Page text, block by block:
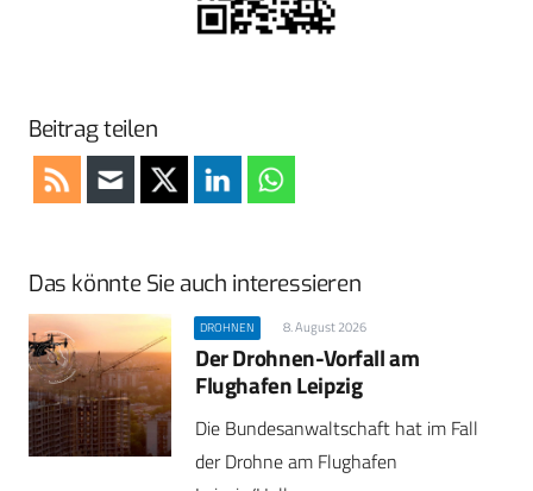
Beitrag teilen
Das könnte Sie auch interessieren
DROHNEN 8. August 2026
Der Drohnen-Vorfall am
Flughafen Leipzig
Die Bundesanwaltschaft hat im Fall
der Drohne am Flughafen